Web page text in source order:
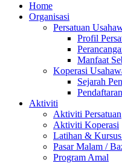
Home
Organisasi
Persatuan
Profil
Manfaat
Koperasi
Sejarah
Aktiviti
Aktiviti Persatuan
Aktiviti Koperasi
Latihan &
Pasar Malam /
Program Amal